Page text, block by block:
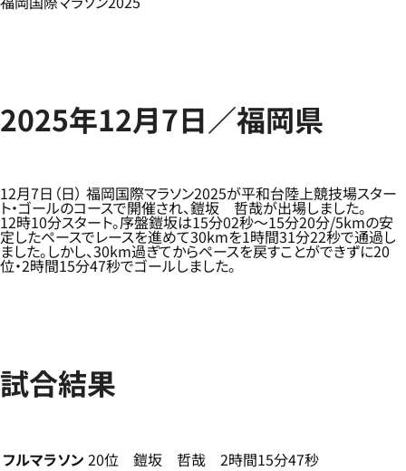
2025年12月7日／福岡県
12月7日（日） 福岡国際マラソン2025が平和台陸上競技場スター
ト・ゴールのコースで開催され、鎧坂 哲哉が出場しました。
12時10分スタート。序盤鎧坂は15分02秒～15分20分/5kmの安
定したペースでレースを進めて30kmを1時間31分22秒で通過し
ました。しかし、30km過ぎてからペースを戻すことができずに20
位・2時間15分47秒でゴールしました。
試合結果
フルマラソン 20位 鎧坂 哲哉 2時間15分47秒